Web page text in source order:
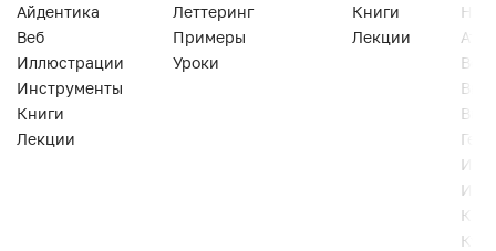
Айдентика
Веб
Иллюстрации
Инструменты
Книги
Лекции
Леттеринг
Примеры
Уроки
Книги
Лекции
Веб